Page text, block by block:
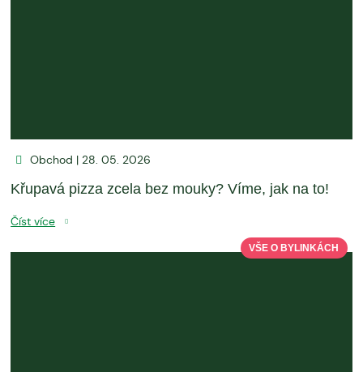
Obchod | 28. 05. 2026
Křupavá pizza zcela bez mouky? Víme, jak na to!
Číst více
VŠE O BYLINKÁCH